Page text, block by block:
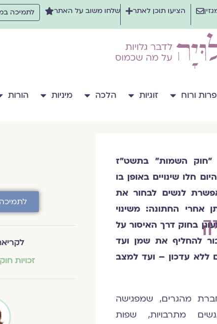
הציעו תוכן לאתר שלחו משוב על האתר לתמיכה
ורוח זוגיות הלכה מיניות הורות
"חוק השמות" בתשט"ז
היום חלו שינויים באופן בו
לנשים לבחור את
אחרי החתונה: משינוי
בחוק דרך האיסור על
להחליף את שמן ועד
ללא עדכון – ועד למצב
מהגרים, שמפגישה
מתרבויות, שפות
לתמיכה
זכויות